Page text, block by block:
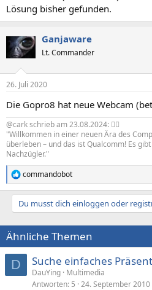
Lösung bisher gefunden.
Ganjaware
Lt. Commander
26. Juli 2020
Die Gopro8 hat neue Webcam
@cark schrieb am 23.08.2024: 🧙‍♂️
"Willkommen in einer neuen Ära des
überleben – und das ist Qualcomm! Es
Nachzügler."
R
e
a
i
o
n
e
n
:
commandobot
Du musst dich einloggen oder
Ähnliche Themen
D Suche einfaches
DauYing Multimedia
Antworten 5 24. September 2010